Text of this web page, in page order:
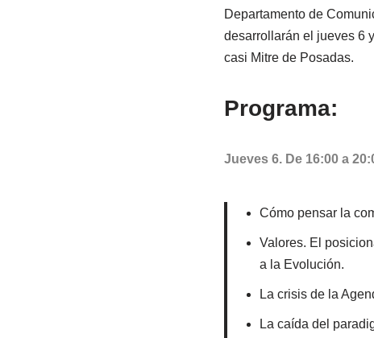
Departamento de
desarrollarán el jueves 6
casi Mitre de Posadas.
Programa:
Jueves 6. De 16:00 a
Cómo pensar la
Valores. El
a la Evolución.
La crisis de la
La caída del